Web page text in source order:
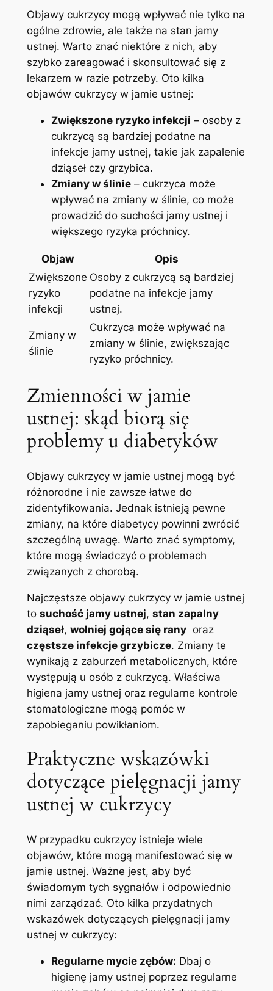
Objawy cukrzycy mogą⁣ wpływać nie tylko⁤ na
ogólne zdrowie, ale także na stan jamy
ustnej. Warto znać ⁣niektóre z nich, aby
szybko⁤ zareagować i skonsultować się z
lekarzem w razie potrzeby. Oto ‍kilka
objawów⁢ cukrzycy w jamie ustnej:
Zwiększone ryzyko infekcji – osoby z
cukrzycą są bardziej podatne na
infekcje jamy ustnej, ​takie jak zapalenie
dziąseł czy grzybica.
Zmiany w ślinie– ‍cukrzyca może
⁣wpływać na ‍zmiany w ślinie, co może
‌prowadzić do suchości jamy⁤ ustnej i‌
większego ryzyka próchnicy.
Objaw
Opis
Zwiększone
ryzyko
‌infekcji
Osoby z⁤ cukrzycą są bardziej
podatne na infekcje jamy
ustnej.
Zmiany⁤ w
ślinie
Cukrzyca może wpływać na
zmiany ⁢w ślinie, zwiększając
ryzyko próchnicy.
Zmienności w ⁤jamie
⁤ustnej:‌ skąd biorą się
problemy u diabetyków
Objawy cukrzycy ‌w ⁤jamie ustnej mogą⁢ być
różnorodne‌ i nie zawsze łatwe do
⁣zidentyfikowania. Jednak ⁤istnieją pewne
zmiany, na⁣ które diabetycy powinni ​zwrócić
szczególną uwagę. Warto znać symptomy,
które mogą‌ świadczyć o⁢ problemach
związanych‍ z ⁢chorobą.
Najczęstsze objawy​ cukrzycy w jamie ustnej
‍to suchość jamy ustnej, stan⁤ zapalny
dziąseł,⁤ wolniej gojące się rany‌ oraz
częstsze infekcje ⁤grzybicze. Zmiany ‍te
⁣wynikają​ z zaburzeń metabolicznych, które
występują u osób z cukrzycą.⁤ Właściwa⁤
higiena ⁤jamy ustnej oraz regularne kontrole
stomatologiczne mogą‍ pomóc w
zapobieganiu ⁢powikłaniom.
Praktyczne wskazówki
⁣dotyczące pielęgnacji ⁣jamy
ustnej w cukrzycy
W przypadku⁢ cukrzycy istnieje wiele
objawów, które⁢ mogą manifestować się ⁢w
jamie ‌ustnej. Ważne jest, aby⁣ być
świadomym‍ tych ‍sygnałów ‌i ​odpowiednio
nimi zarządzać.‌ Oto kilka ‌przydatnych
wskazówek⁤ dotyczących‌ pielęgnacji jamy
ustnej w cukrzycy:
Regularne mycie ⁣zębów: Dbaj o
higienę jamy ustnej poprzez regularne